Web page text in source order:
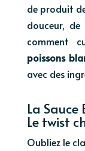
de produit
douceur,
comment
poissons
avec des
La Sauce
Le twist
Oubliez le